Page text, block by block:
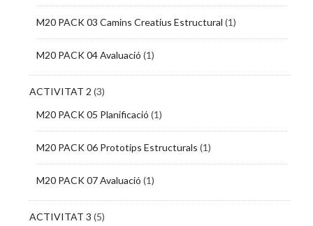
M20 PACK 03 Camins Creatius Estructural (1)
M20 PACK 04 Avaluació (1)
ACTIVITAT 2 (3)
M20 PACK 05 Planificació (1)
M20 PACK 06 Prototips Estructurals (1)
M20 PACK 07 Avaluació (1)
ACTIVITAT 3 (5)